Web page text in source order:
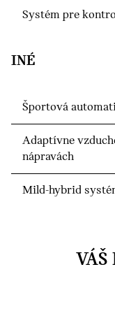
Systém pre
INÉ
Športová
Adaptívne
nápravách
Mild-hybrid
VÁŠ